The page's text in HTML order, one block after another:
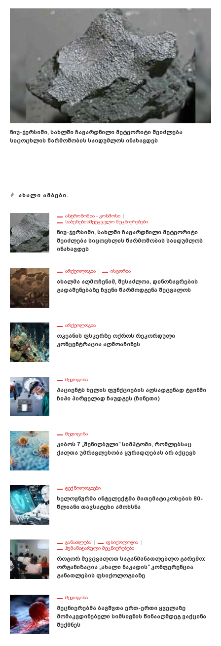
Ნიუ-Ჯერსიში, Სახლში Ჩავარდნილი Მეტეორიტი Შეიძლება
Სიცოცხლის Წარმოშობის Საიდუმლოს Ინახავდეს
ᲐᲮᲐᲚᲘ ᲐᲛᲑᲔᲑᲘ.
ᲐᲡᲢᲠᲝᲜᲝᲛᲘᲐ - ᲙᲝᲡᲛᲝᲡᲘ
ᲡᲐᲑᲣᲜᲔᲑᲘᲡᲛᲔᲢᲧᲕᲔᲚᲝ ᲛᲔᲪᲜᲘᲔᲠᲔᲑᲔᲑᲘ
Ნიუ-Ჯერსიში, Სახლში Ჩავარდნილი Მეტეორიტი
Შეიძლება Სიცოცხლის Წარმოშობის Საიდუმლოს
Ინახავდეს
ᲐᲠᲥᲔᲝᲚᲝᲒᲘᲐ ᲘᲡᲢᲝᲠᲘᲐ
Ახალმა Აღმოჩენამ, Შესაძლოა, Დინოზავრების
Გადაშენებაზე Ჩვენი Წარმოდგენა Შეცვალოს
ᲐᲠᲥᲔᲝᲚᲝᲒᲘᲐ
Ოკეანის Ფსკერზე Ოქროს Რეკორდული
Კონცენტრაცია Აღმოაჩინეს
ᲛᲔᲓᲘᲪᲘᲜᲐ
Პაციენტს Ხელის Ფუნქციების Აღსადგენად Ტვინში
Ჩიპი Პირველად Ჩაუდგეს (ჩინეთი)
ᲛᲔᲓᲘᲪᲘᲜᲐ
Კიბოს 7 „შენიღბული“ Სიმპტომი, Რომლებსაც
Ქალთა Უმრავლესობა Ყურადღებას Არ Აქცევს
ᲢᲔᲥᲜᲝᲚᲝᲒᲘᲔᲑᲘ
Ხელოვნურმა Ინტელექტმა Მათემატიკოსების 80-
Წლიანი Თავსატეხი Ამოხსნა
ᲒᲐᲜᲐᲗᲚᲔᲑᲐ
ᲤᲡᲘᲥᲝᲚᲝᲒᲘᲐ
ᲰᲣᲛᲐᲜᲘᲢᲐᲠᲣᲚᲘ ᲛᲔᲪᲜᲘᲔᲠᲔᲑᲔᲑᲘ
Როგორ Შევცვალოთ Საგანმანათლებლო Გარემო:
Ორგანიზაცია „ახალი Ნაკადის“ Კონფერენცია
Განათლების Ფსიქოლოგიაზე
ᲛᲔᲓᲘᲪᲘᲜᲐ
Მეცნიერებმა Ბავშვთა Ერთ-Ერთი Ყველაზე
Მომაკვდინებელი Სიმსივნის Წინააღმდეგ Ვაქცინა
Შექმნეს